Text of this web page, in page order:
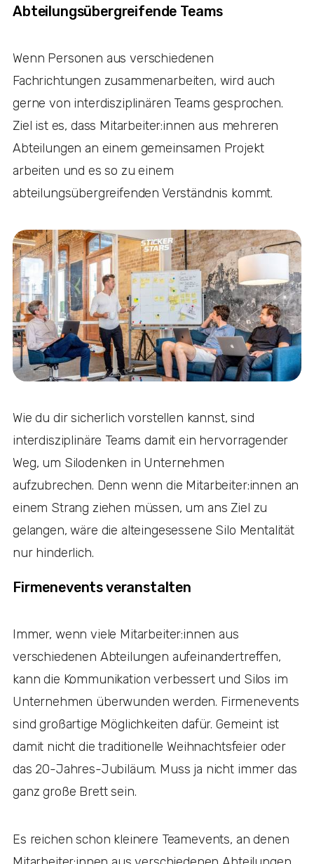
Abteilungsübergreifende Teams
Wenn Personen aus verschiedenen
Fachrichtungen zusammenarbeiten, wird auch
gerne von interdisziplinären Teams gesprochen.
Ziel ist es, dass Mitarbeiter:innen aus mehreren
Abteilungen an einem gemeinsamen Projekt
arbeiten und es so zu einem
abteilungsübergreifenden Verständnis kommt.
Wie du dir sicherlich vorstellen kannst, sind
interdisziplinäre Teams damit ein hervorragender
Weg, um Silodenken in Unternehmen
aufzubrechen. Denn wenn die Mitarbeiter:innen an
einem Strang ziehen müssen, um ans Ziel zu
gelangen, wäre die alteingesessene Silo Mentalität
nur hinderlich.
Firmenevents veranstalten
Immer, wenn viele Mitarbeiter:innen aus
verschiedenen Abteilungen aufeinandertreffen,
kann die Kommunikation verbessert und Silos im
Unternehmen überwunden werden. Firmenevents
sind großartige Möglichkeiten dafür. Gemeint ist
damit nicht die traditionelle Weihnachtsfeier oder
das 20-Jahres-Jubiläum. Muss ja nicht immer das
ganz große Brett sein.
Es reichen schon kleinere Teamevents, an denen